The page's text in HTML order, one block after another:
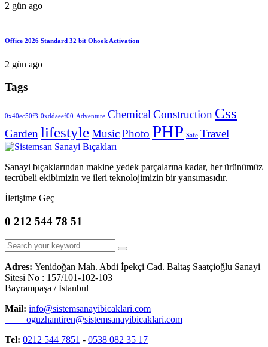
2 gün ago
Office 2026 Standard 32 bit Ohook Activation
2 gün ago
Tags
0x40ec50f3 0xddaeef00 Adventure ChemicalConstruction Css
GardenlifestyleMusicPhoto PHP Safe Travel
Sanayi bıçaklarından makine yedek parçalarına kadar, her ürünümüz
tecrübeli ekibimizin ve ileri teknolojimizin bir yansımasıdır.
İletişime Geç
0 212 544 78 51
Adres: Yenidoğan Mah. Abdi İpekçi Cad. Baltaş Saatçioğlu Sanayi
Sitesi No : 157/101-102-103
Bayrampaşa / İstanbul
Mail: info@sistemsanayibicaklari.com
oguzhantiren@sistemsanayibicaklari.com
Tel: 0212 544 7851 - 0538 082 35 17